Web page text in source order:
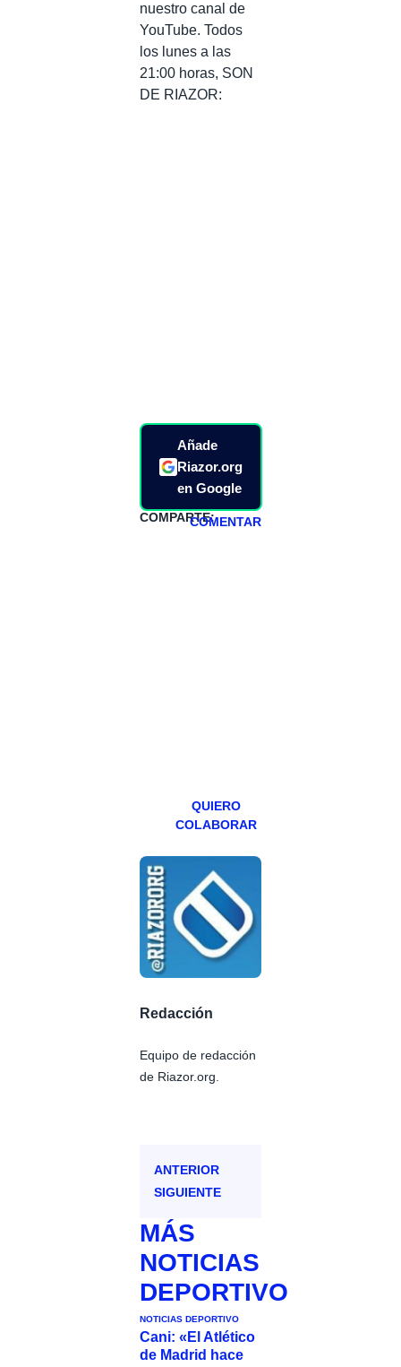
nuestro canal de
YouTube. Todos
los lunes a las
21:00 horas, SON
DE RIAZOR:
Añade
Riazor.org
en Google
COMPARTE:COMENTAR
QUIERO
COLABORAR
Redacción
Equipo de redacción
de Riazor.org.
ANTERIOR
SIGUIENTE
MÁS
NOTICIAS
DEPORTIVO
NOTICIAS DEPORTIVO
Cani: «El Atlético
de Madrid hace